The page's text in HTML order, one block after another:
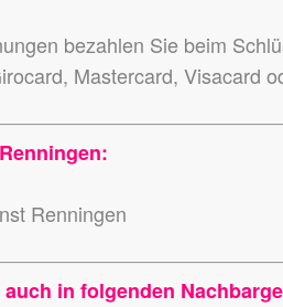
bezahlen Sie beim
Mastercard, Visacard
Renningen
in folgenden